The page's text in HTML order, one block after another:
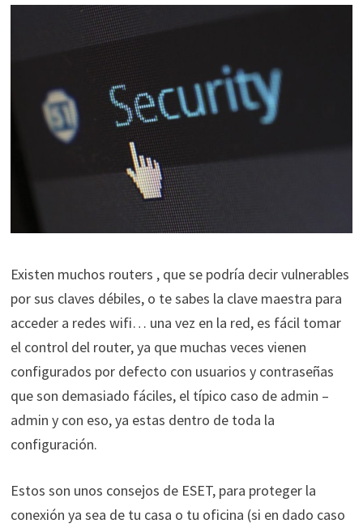
Existen muchos routers , que se podría decir vulnerables
por sus claves débiles, o te sabes la clave maestra para
acceder a redes wifi… una vez en la red, es fácil tomar
el control del router, ya que muchas veces vienen
configurados por defecto con usuarios y contraseñas
que son demasiado fáciles, el típico caso de admin –
admin y con eso, ya estas dentro de toda la
configuración.
Estos son unos consejos de ESET, para proteger la
conexión ya sea de tu casa o tu oficina (si en dado caso